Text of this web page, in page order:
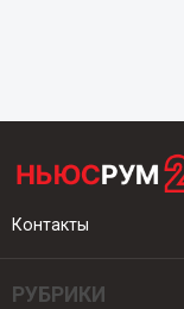
Контакты
РУБРИКИ